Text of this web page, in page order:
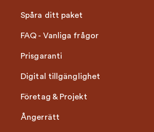
Spåra ditt paket
FAQ - Vanliga frågor
Prisgaranti
Digital tillgänglighet
Företag & Projekt
Ångerrätt